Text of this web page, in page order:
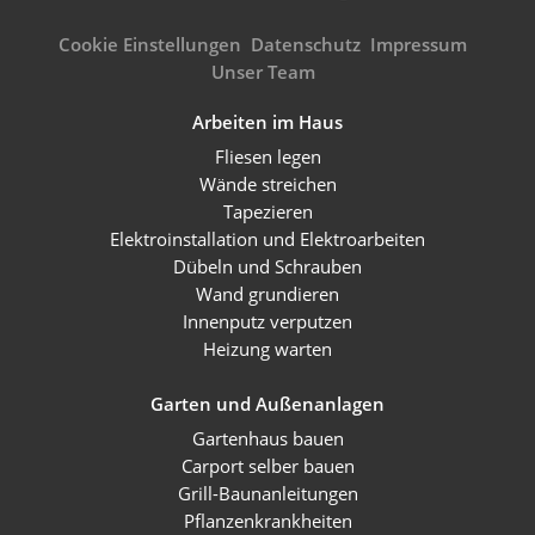
Cookie Einstellungen Datenschutz Impressum
Unser Team
Arbeiten im Haus
Fliesen legen
Wände streichen
Tapezieren
Elektroinstallation und Elektroarbeiten
Dübeln und Schrauben
Wand grundieren
Innenputz verputzen
Heizung warten
Garten und Außenanlagen
Gartenhaus bauen
Carport selber bauen
Grill-Baunanleitungen
Pflanzenkrankheiten